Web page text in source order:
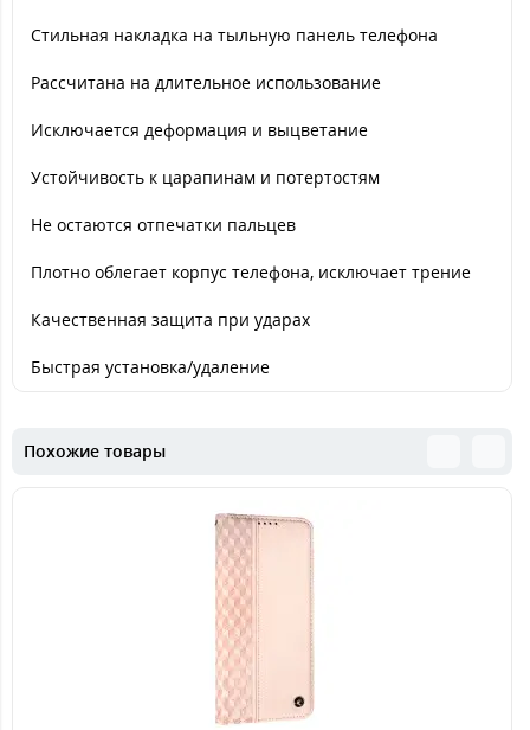
Стильная накладка на тыльную панель телефона
Рассчитана на длительное использование
Исключается деформация и выцветание
Устойчивость к царапинам и потертостям
Не остаются отпечатки пальцев
Плотно облегает корпус телефона, исключает трение
Качественная защита при ударах
Быстрая установка/удаление
Похожие товары